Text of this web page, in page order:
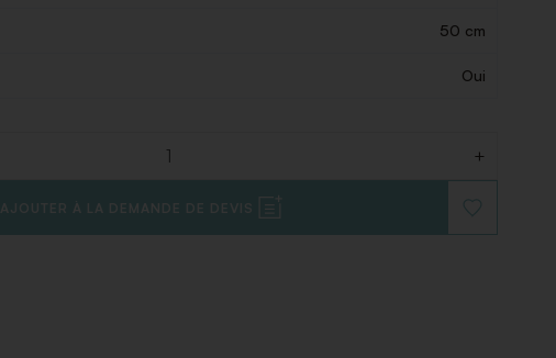
50 cm
Oui
+
AJOUTER À LA DEMANDE DE DEVIS
À